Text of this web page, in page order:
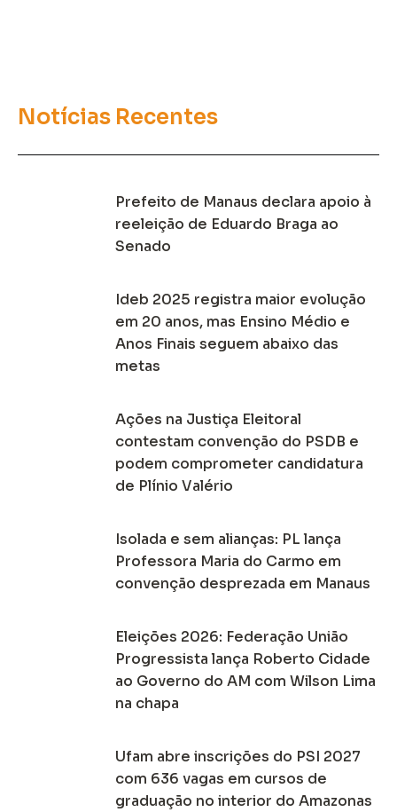
Notícias Recentes
Prefeito de Manaus declara apoio à
reeleição de Eduardo Braga ao
Senado
Ideb 2025 registra maior evolução
em 20 anos, mas Ensino Médio e
Anos Finais seguem abaixo das
metas
Ações na Justiça Eleitoral
contestam convenção do PSDB e
podem comprometer candidatura
de Plínio Valério
Isolada e sem alianças: PL lança
Professora Maria do Carmo em
convenção desprezada em Manaus
Eleições 2026: Federação União
Progressista lança Roberto Cidade
ao Governo do AM com Wilson Lima
na chapa
Ufam abre inscrições do PSI 2027
com 636 vagas em cursos de
graduação no interior do Amazonas